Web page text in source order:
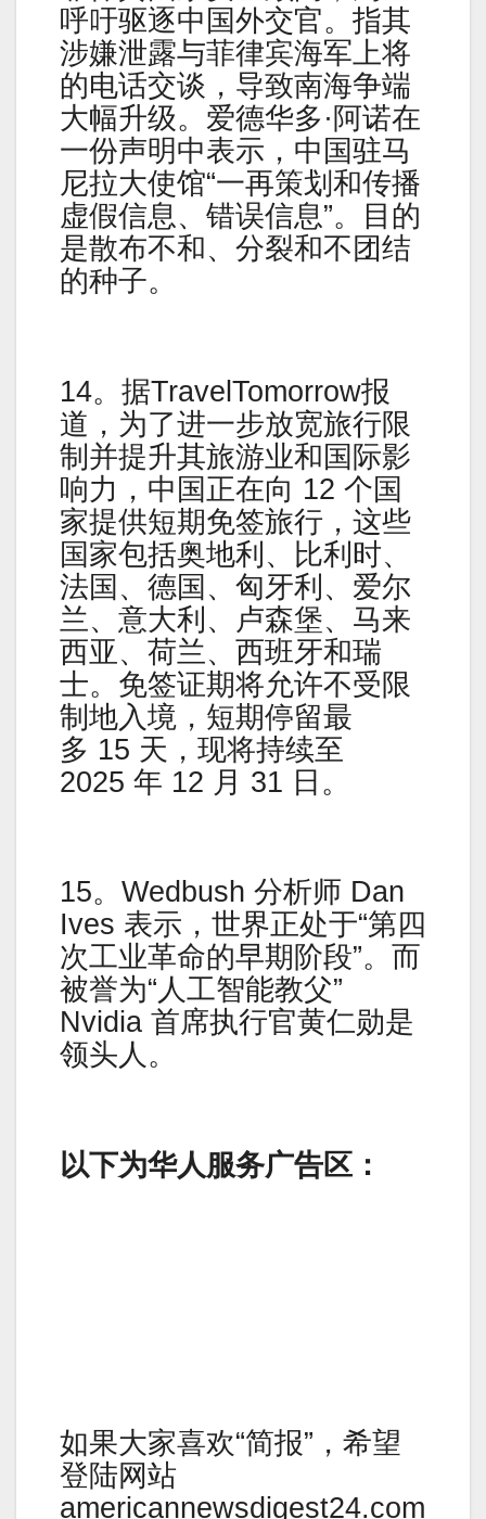
呼吁驱逐中国外交官。指其
涉嫌泄露与菲律宾海军上将
的电话交谈，导致南海争端
大幅升级。爱德华多·阿诺在
一份声明中表示，中国驻马
尼拉大使馆“一再策划和传播
虚假信息、错误信息”。目的
是散布不和、分裂和不团结
的种子。
14。据TravelTomorrow报
道，为了进一步放宽旅行限
制并提升其旅游业和国际影
响力，中国正在向 12 个国
家提供短期免签旅行，这些
国家包括奥地利、比利时、
法国、德国、匈牙利、爱尔
兰、意大利、卢森堡、马来
西亚、荷兰、西班牙和瑞
士。免签证期将允许不受限
制地入境，短期停留最
多 15 天，现将持续至
2025 年 12 月 31 日。
15。Wedbush 分析师 Dan
Ives 表示，世界正处于“第四
次工业革命的早期阶段”。而
被誉为“人工智能教父”
Nvidia 首席执行官黄仁勋是
领头人。
以下为华人服务广告区：
如果大家喜欢“简报”，希望
登陆网站
americannewsdigest24.com